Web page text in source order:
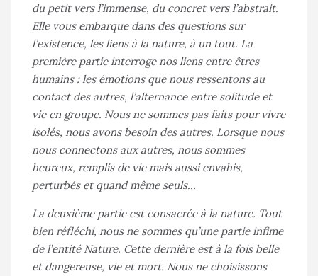
du petit vers l’immense, du concret vers l’abstrait.
Elle vous embarque dans des questions sur
l’existence, les liens à la nature, à un tout. La
première partie interroge nos liens entre êtres
humains : les émotions que nous ressentons au
contact des autres, l’alternance entre solitude et
vie en groupe. Nous ne sommes pas faits pour vivre
isolés, nous avons besoin des autres. Lorsque nous
nous connectons aux autres, nous sommes
heureux, remplis de vie mais aussi envahis,
perturbés et quand même seuls…
La deuxième partie est consacrée à la nature. Tout
bien réfléchi, nous ne sommes qu’une partie infime
de l’entité Nature. Cette dernière est à la fois belle
et dangereuse, vie et mort. Nous ne choisissons